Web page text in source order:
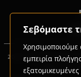
Σεβόμαστε
Χρησιμοποιούμε
εμπειρία
2020-2026 © GRD
Digital